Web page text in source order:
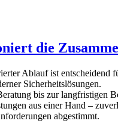
die
Ablauf ist entscheidend
Sicherheitslösungen.
bis zur langfristigen
aus einer Hand –
abgestimmt.